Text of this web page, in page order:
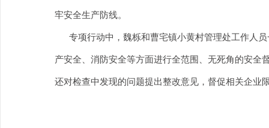
牢安全生产防线。
专项行动中，魏栎和曹宅镇小黄村管理处工作人员
产安全、消防安全等方面进行全范围、无死角的安全
还对检查中发现的问题提出整改意见，督促相关企业